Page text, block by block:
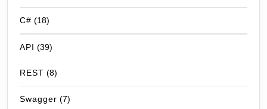
C# (18)
API (39)
REST (8)
Swagger (7)